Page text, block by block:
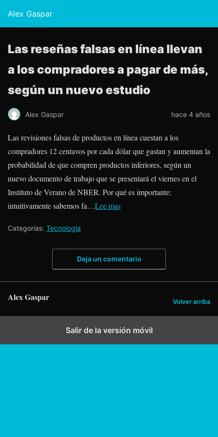
Alex Gaspar
Las reseñas falsas en línea llevan
a los compradores a pagar de más,
según un nuevo estudio
Alex Gaspar hace 4 años
Las revisiones falsas de productos en línea cuestan a los
compradores 12 centavos por cada dólar que gastan y aumentan la
probabilidad de que compren productos inferiores, según un
nuevo documento de trabajo que se presentará el viernes en el
Instituto de Verano de NBER. Por qué es importante:
intuitivamente sabemos fa…Lee mas
Categorías: Tecnología
Deja un comentario
Alex Gaspar Volver arriba
Salir de la versión móvil